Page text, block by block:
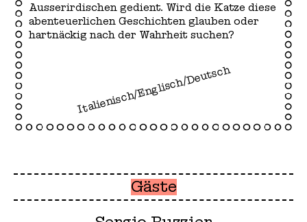
Ausserirdischen gedient. Wird die Katze diese
abenteuerlichen Geschichten glauben oder
hartnäckig nach der Wahrheit suchen?
Italienisch/Englisch/Deutsch
Gäste